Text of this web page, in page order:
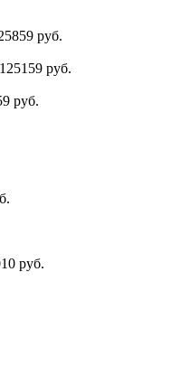
руб.
125159 руб.
руб.
руб.